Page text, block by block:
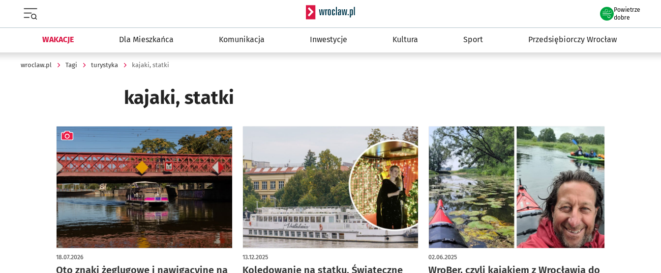
Serwis informacyjny wroclaw.pl
Powietrze
we Wrocławiu
dobre
WAKACJE Dla Mieszkańca Komunikacja Inwestycje Kultura Sport Przedsiębiorczy Wrocław
wroclaw.pl Tagi turystyka kajaki, statki
kajaki, statki
Oto znaki żeglugowe i nawigacyjne na
18.07.2026
artykuł z galerią zdjęć
Kolędowanie na statku. Świąteczne
13.12.2025
WroBer, czyli kajakiem z Wrocławia do
02.06.2025